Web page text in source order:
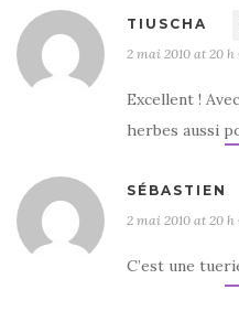
TIUSCHA
2 mai 2010 at 20
Excellent !
herbes aussi
SÉBASTIEN
2 mai 2010 at 20
C’est une